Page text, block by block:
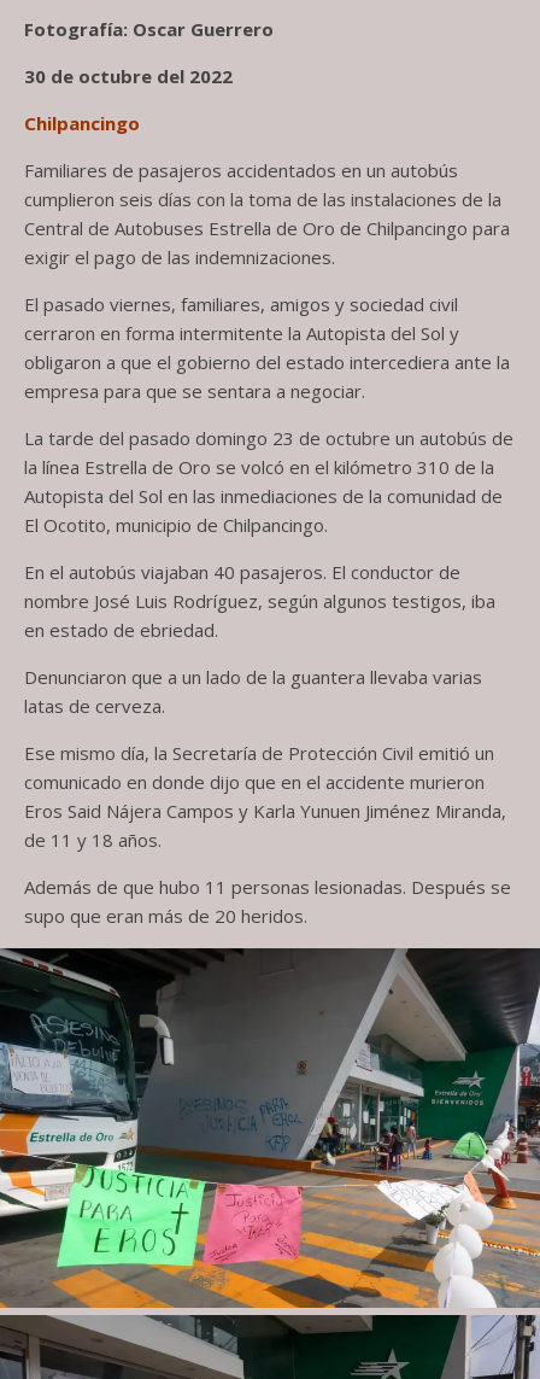
Fotografía: Oscar Guerrero
30 de octubre del 2022
Chilpancingo
Familiares de pasajeros accidentados en un autobús
cumplieron seis días con la toma de las instalaciones de la
Central de Autobuses Estrella de Oro de Chilpancingo para
exigir el pago de las indemnizaciones.
El pasado viernes, familiares, amigos y sociedad civil
cerraron en forma intermitente la Autopista del Sol y
obligaron a que el gobierno del estado intercediera ante la
empresa para que se sentara a negociar.
La tarde del pasado domingo 23 de octubre un autobús de
la línea Estrella de Oro se volcó en el kilómetro 310 de la
Autopista del Sol en las inmediaciones de la comunidad de
El Ocotito, municipio de Chilpancingo.
En el autobús viajaban 40 pasajeros. El conductor de
nombre José Luis Rodríguez, según algunos testigos, iba
en estado de ebriedad.
Denunciaron que a un lado de la guantera llevaba varias
latas de cerveza.
Ese mismo día, la Secretaría de Protección Civil emitió un
comunicado en donde dijo que en el accidente murieron
Eros Said Nájera Campos y Karla Yunuen Jiménez Miranda,
de 11 y 18 años.
Además de que hubo 11 personas lesionadas. Después se
supo que eran más de 20 heridos.